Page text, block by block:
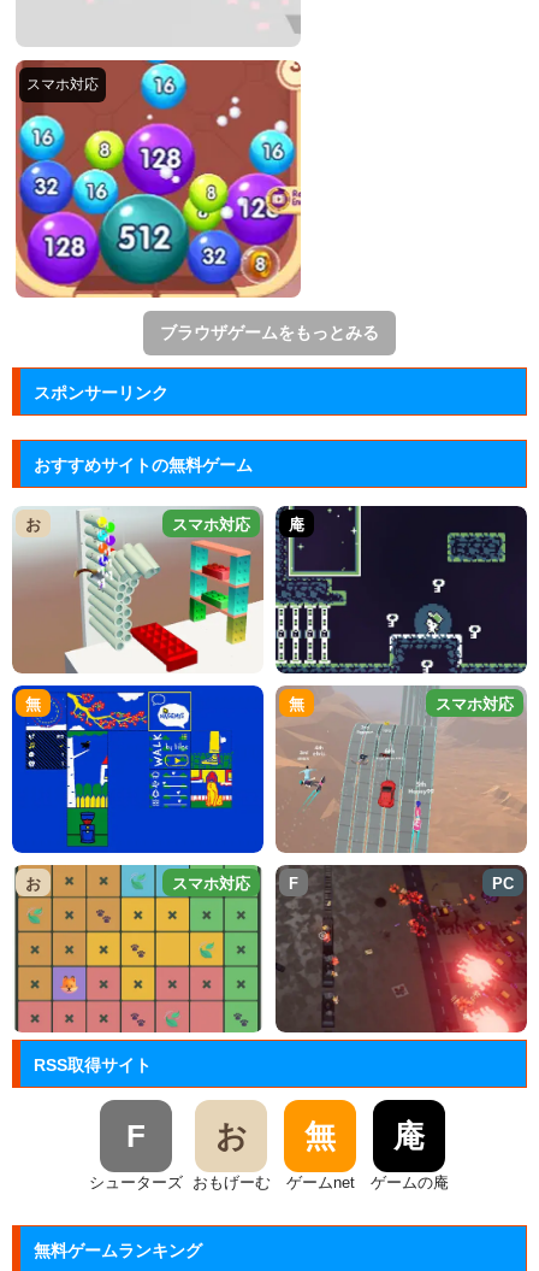
ブラウザゲームをもっとみる
スポンサーリンク
おすすめサイトの無料ゲーム
お スマホ対応 庵
無 無 スマホ対応
お スマホ対応 F PC
RSS取得サイト
F
シューターズ
お
おもげーむ
無
ゲームnet
庵
ゲームの庵
無料ゲームランキング